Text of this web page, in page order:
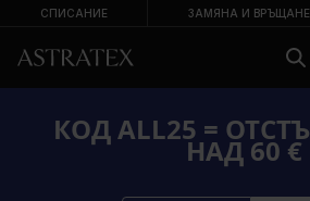
СПИСАНИЕ ЗАМЯНА И ВРЪЩАНЕ
КОД ALL25 =
НАД 60 €